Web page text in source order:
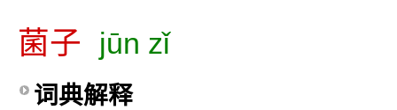
菌子 jūn zǐ
词典解释